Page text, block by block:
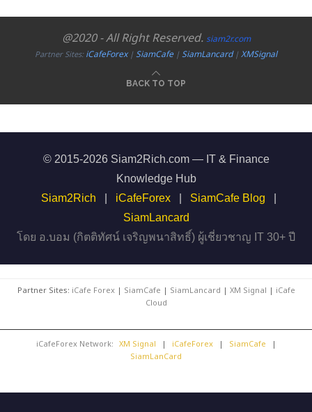
@2020 - All Right Reserved. siam2r.com
Partner Sites:iCafeForex|SiamCafe|SiamLancard|XMSignal
BACK TO TOP
© 2015-2026 Siam2Rich.com — IT & Finance
Knowledge Hub
Siam2Rich
iCafeForex SiamCafe Blog
SiamLancard
โดย อ.บอม (กิตติทัศน์ เจริญพนาสิทธิ์) ผู้เชี่ยวชาญ IT 30+ ปี
Partner Sites: iCafe Forex| SiamCafe | SiamLancard | XM Signal | iCafe
Cloud
iCafeForex Network: XM Signal | iCafeForex | SiamCafe
|
SiamLanCard